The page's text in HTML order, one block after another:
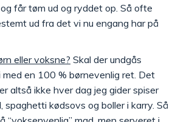
får tøm ud og ryddet op. Så ofte
ud fra det vi nu engang har på
eller voksne? Skal der undgås
en 100 % børnevenlig ret. Det
altså ikke hver dag jeg gider spiser
kødsovs og boller i karry. Så